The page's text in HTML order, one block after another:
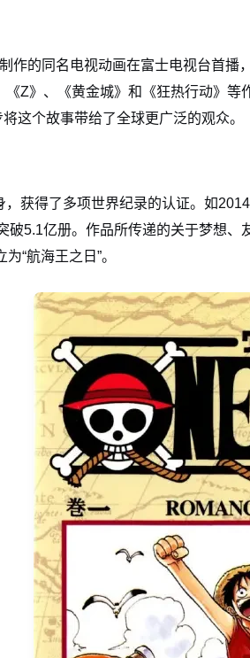
制作的同名电视动画在富士电视台首播
Z》、《黄金城》和《狂热行动》
这个故事带给了全球更广泛的观众。
，获得了多项世界纪录的认证。如
破5.1亿册。作品所传递的关于梦想
“航海王之日”。